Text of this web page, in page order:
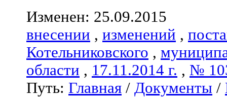
Изменен: 25.09.2015
внесении , изменений ,
Котельниковского ,
области , 17.11.2014 г. , №
Путь: Главная / Документы /